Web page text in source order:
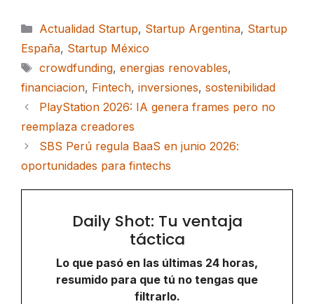
Categorías
Actualidad Startup, Startup Argentina, Startup
España, Startup México
Etiquetas
crowdfunding, energias renovables,
financiacion, Fintech, inversiones, sostenibilidad
PlayStation 2026: IA genera frames pero no
reemplaza creadores
SBS Perú regula BaaS en junio 2026:
oportunidades para fintechs
Daily Shot: Tu ventaja
táctica
Lo que pasó en las últimas 24 horas,
resumido para que tú no tengas que
filtrarlo.